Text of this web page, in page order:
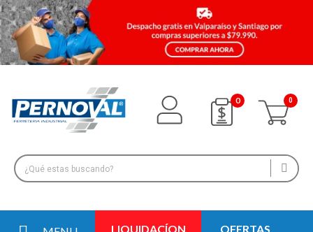
0
LIQUIDACÍON OFERTAS